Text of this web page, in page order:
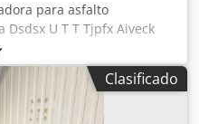
para asfalto
U T T Tjpfx Aiveck
Clasificado